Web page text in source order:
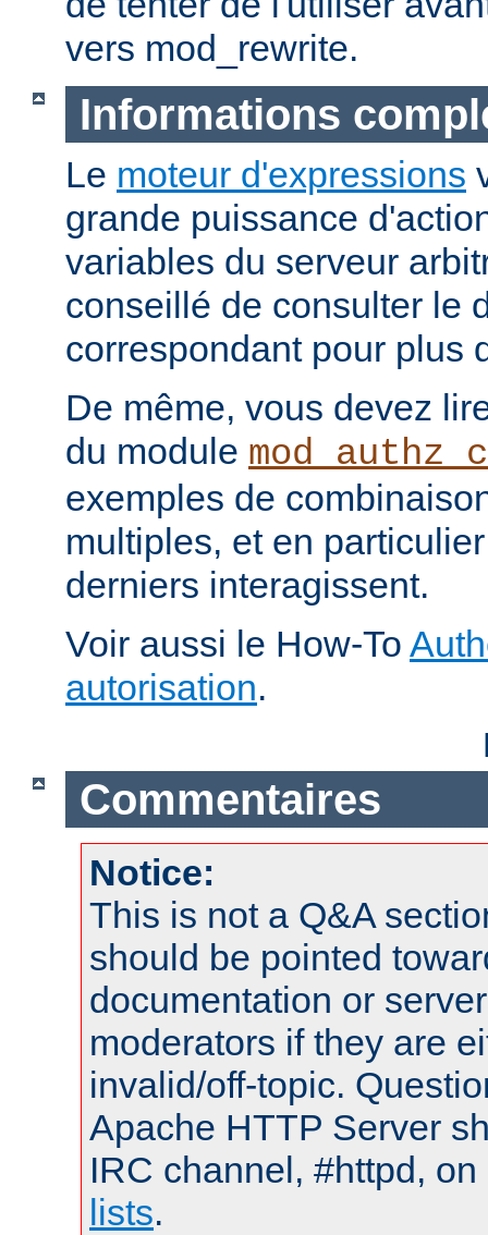
vers mod_rewrite.
Informations
Le moteur d'expressions
grande puissance
variables du serveur
conseillé de consulter le
correspondant pour plus
De même, vous devez
du module
exemples de
multiples, et en
derniers interagissent.
Voir aussi le How-To
autorisation.
Commentaires
Notice:
This is not a Q&A
should be pointed
documentation or
moderators if they are
invalid/off-topic.
Apache HTTP Server
IRC channel, #httpd,
lists.